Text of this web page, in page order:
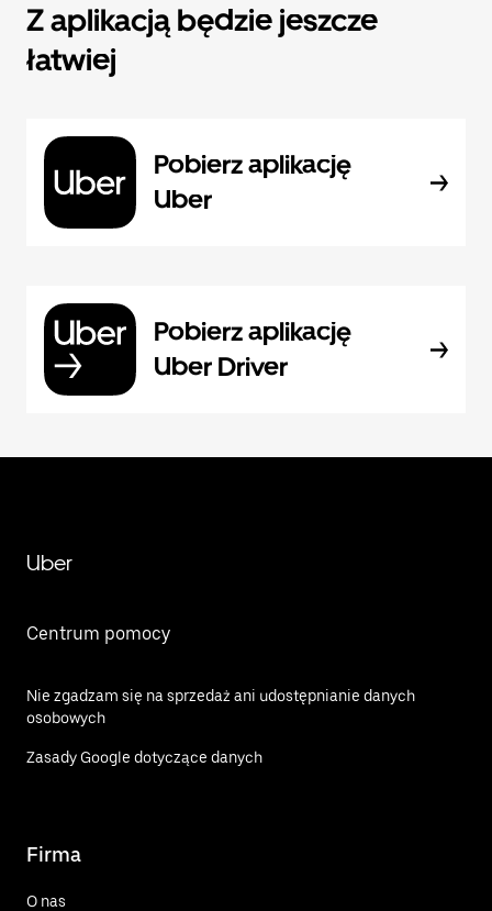
Z aplikacją będzie jeszcze
łatwiej
Pobierz aplikację
Uber
Pobierz aplikację
Uber Driver
Uber
Centrum pomocy
Nie zgadzam się na sprzedaż ani udostępnianie danych
osobowych
Zasady Google dotyczące danych
Firma
O nas